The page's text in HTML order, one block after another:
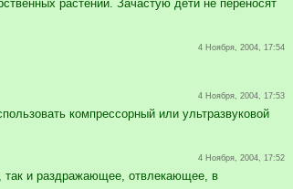
растений. Зачастую дети не переносят
4 Ноября, 2004, 17:54
4 Ноября, 2004, 17:53
компрессорный или ультразвуковой
4 Ноября, 2004, 17:52
так и раздражаю­щее, отвлекающее, в